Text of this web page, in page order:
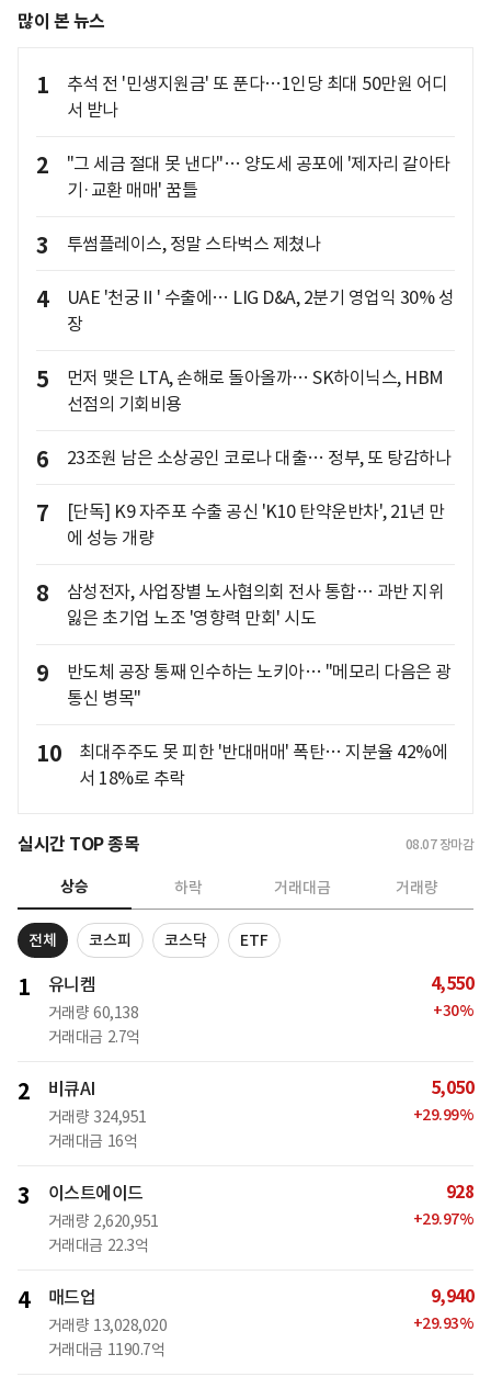
많이 본 뉴스
1
추석 전 '민생지원금' 또 푼다…1인당 최대 50만원 어디
서 받나
2
"그 세금 절대 못 낸다"… 양도세 공포에 '제자리 갈아타
기·교환 매매' 꿈틀
3 투썸플레이스, 정말 스타벅스 제쳤나
4
UAE '천궁Ⅱ' 수출에… LIG D&A, 2분기 영업익 30% 성
장
5
먼저 맺은 LTA, 손해로 돌아올까… SK하이닉스, HBM
선점의 기회비용
6 23조원 남은 소상공인 코로나 대출… 정부, 또 탕감하나
7
[단독] K9 자주포 수출 공신 'K10 탄약운반차', 21년 만
에 성능 개량
8
삼성전자, 사업장별 노사협의회 전사 통합… 과반 지위
잃은 초기업 노조 '영향력 만회' 시도
9
반도체 공장 통째 인수하는 노키아… "메모리 다음은 광
통신 병목"
10
최대주주도 못 피한 '반대매매' 폭탄… 지분율 42%에
서 18%로 추락
실시간 TOP 종목 08.07 장마감
상승 하락 거래대금 거래량
전체 코스피 코스닥 ETF
1 유니켐
거래량 60,138
거래대금 2.7억
4,550
+30%
2 비큐AI
거래량 324,951
거래대금 16억
5,050
+29.99%
3 이스트에이드
거래량 2,620,951
거래대금 22.3억
928
+29.97%
4 매드업
거래량 13,028,020
거래대금 1190.7억
9,940
+29.93%